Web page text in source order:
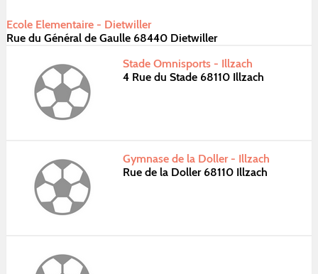
Ecole Elementaire - Dietwiller
Rue du Général de Gaulle 68440 Dietwiller
Stade Omnisports - Illzach
4 Rue du Stade 68110 Illzach
Gymnase de la Doller - Illzach
Rue de la Doller 68110 Illzach